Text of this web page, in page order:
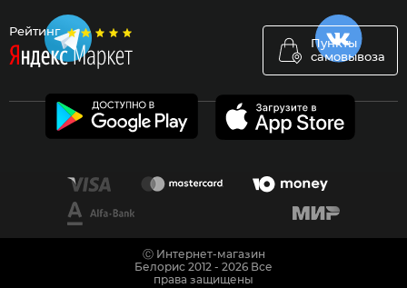
Рейтинг
Пункты
самовывоза
Ⓒ Интернет-магазин
Белорис 2012 - 2026 Все
права защищены